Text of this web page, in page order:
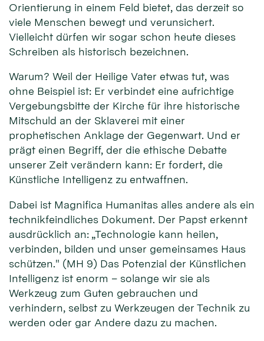
Orientierung in einem Feld bietet, das derzeit so
viele Menschen bewegt und verunsichert.
Vielleicht dürfen wir sogar schon heute dieses
Schreiben als historisch bezeichnen.
Warum? Weil der Heilige Vater etwas tut, was
ohne Beispiel ist: Er verbindet eine aufrichtige
Vergebungsbitte der Kirche für ihre historische
Mitschuld an der Sklaverei mit einer
prophetischen Anklage der Gegenwart. Und er
prägt einen Begriff, der die ethische Debatte
unserer Zeit verändern kann: Er fordert, die
Künstliche Intelligenz zu entwaffnen.
Dabei ist Magnifica Humanitas alles andere als ein
technikfeindliches Dokument. Der Papst erkennt
ausdrücklich an: „Technologie kann heilen,
verbinden, bilden und unser gemeinsames Haus
schützen." (MH 9) Das Potenzial der Künstlichen
Intelligenz ist enorm – solange wir sie als
Werkzeug zum Guten gebrauchen und
verhindern, selbst zu Werkzeugen der Technik zu
werden oder gar Andere dazu zu machen.